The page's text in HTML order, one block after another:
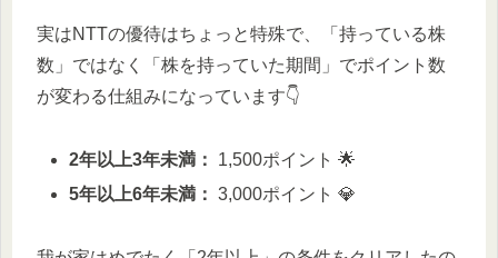
実はNTTの優待はちょっと特殊で、「持っている株
数」ではなく「株を持っていた期間」でポイント数
が変わる仕組みになっています👇
2年以上3年未満：
1,500ポイント 🌟
5年以上6年未満： 3,000ポイント 💎